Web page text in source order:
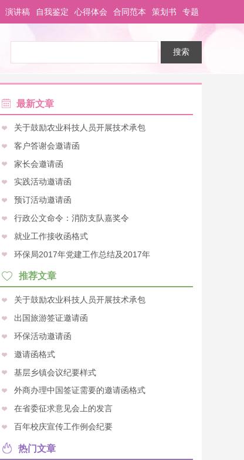
演讲稿 自我鉴定 心得体会 合同范本 策划书 专题
最新文章
关于鼓励农业科技人员开展技术承包
客户答谢会邀请函
家长会邀请函
实践活动邀请函
预订活动邀请函
行政公文命令：消防支队嘉奖令
就业工作接收函格式
环保局2017年党建工作总结及2017年
推荐文章
关于鼓励农业科技人员开展技术承包
出国旅游签证邀请函
环保活动邀请函
邀请函格式
基层乡镇会议纪要样式
外商办理中国签证需要的邀请函格式
在省委征求意见会上的发言
百年校庆宣传工作例会纪要
热门文章